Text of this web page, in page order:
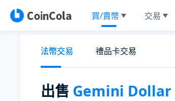
買/賣幣 交易
法幣交易 禮品卡交易
出售 Gemini Dollar